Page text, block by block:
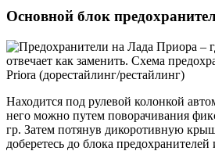
Основной блок
Находится под рулевой колонкой
него можно путем поворачивания
гр. Затем потянув дикоротивную
доберетесь до блока предохранителей